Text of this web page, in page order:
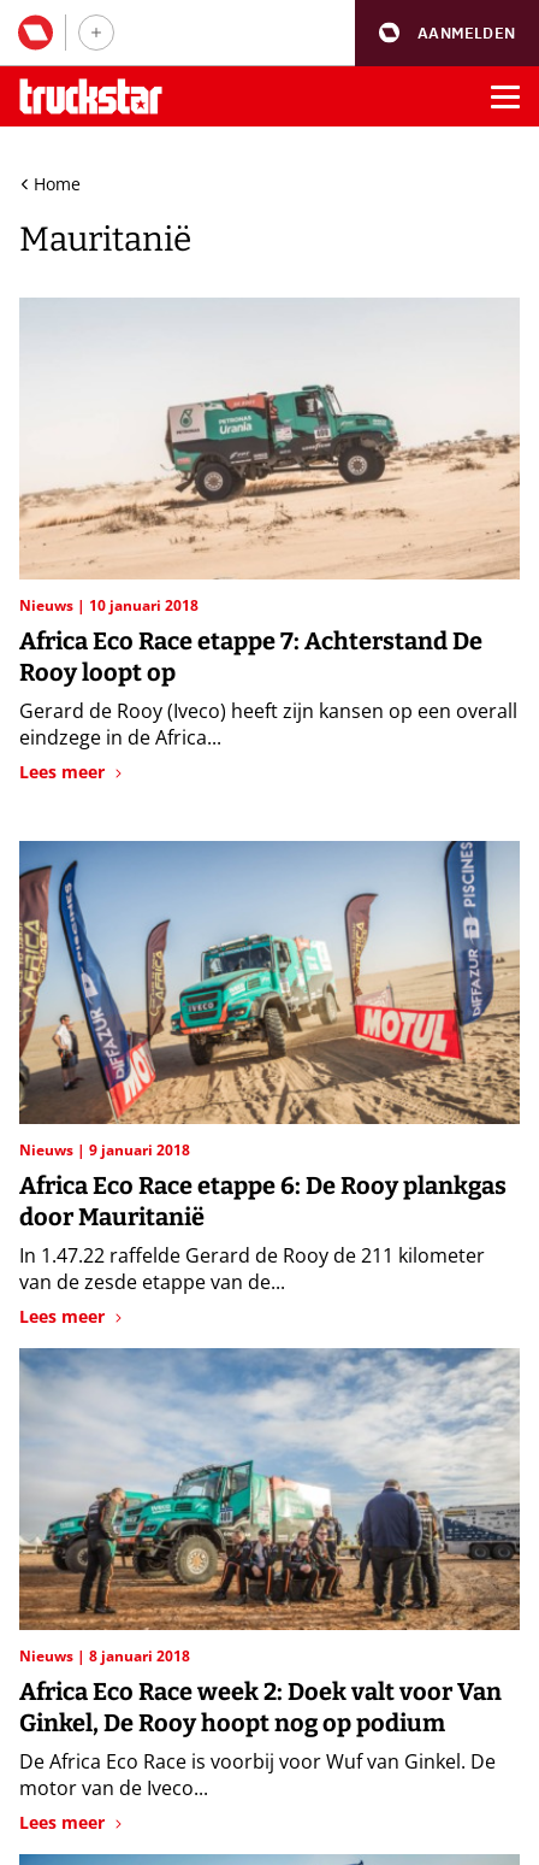
AANMELDEN
Home
Mauritanië
Nieuws 10 januari 2018
Africa Eco Race etappe 7: Achterstand De
Rooy loopt op
Gerard de Rooy (Iveco) heeft zijn kansen op een overall
eindzege in de Africa...
Lees meer
Nieuws 9 januari 2018
Africa Eco Race etappe 6: De Rooy plankgas
door Mauritanië
In 1.47.22 raffelde Gerard de Rooy de 211 kilometer
van de zesde etappe van de...
Lees meer
Nieuws 8 januari 2018
Africa Eco Race week 2: Doek valt voor Van
Ginkel, De Rooy hoopt nog op podium
De Africa Eco Race is voorbij voor Wuf van Ginkel. De
motor van de Iveco...
Lees meer